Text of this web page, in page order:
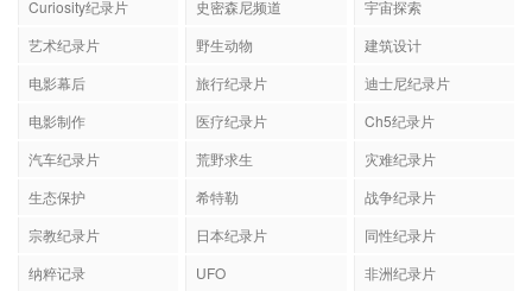
Curiosity纪录片 史密森尼频道
宇宙探索
艺术纪录片
野生动物
建筑设计
电影幕后
旅行纪录片
迪士尼纪录片
电影制作
医疗纪录片
Ch5纪录片
汽车纪录片
荒野求生
灾难纪录片
生态保护
希特勒
战争纪录片
宗教纪录片
日本纪录片
同性纪录片
纳粹记录
UFO
非洲纪录片